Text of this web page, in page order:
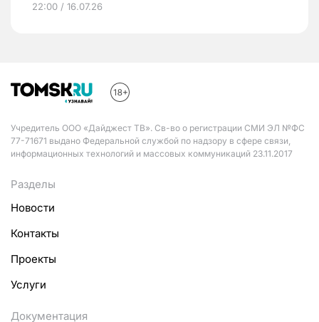
22:00 / 16.07.26
Учредитель ООО «Дайджест ТВ». Св-во о регистрации СМИ ЭЛ №ФС
77-71671 выдано Федеральной службой по надзору в сфере связи,
информационных технологий и массовых коммуникаций 23.11.2017
Разделы
Новости
Контакты
Проекты
Услуги
Документация